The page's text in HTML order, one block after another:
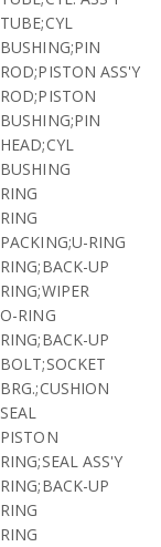
TUBE;CYL
BUSHING;PIN
ROD;PISTON ASS'Y
ROD;PISTON
BUSHING;PIN
HEAD;CYL
BUSHING
RING
RING
PACKING;U-RING
RING;BACK-UP
RING;WIPER
O-RING
RING;BACK-UP
BOLT;SOCKET
BRG.;CUSHION
SEAL
PISTON
RING;SEAL ASS'Y
RING;BACK-UP
RING
RING